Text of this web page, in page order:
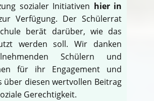
sozialer Initiativen hier in
Verfügung. Der Schülerrat
berät darüber, wie das
werden soll. Wir danken
Schülern und
für ihr Engagement und
über diesen wertvollen Beitrag
Gerechtigkeit.